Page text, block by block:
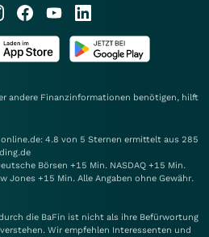
andere Finanzinformationen benötigen, hilft
4.8 von 5 Sternen ermittelt aus 285
Börsen +15 Min. NASDAQ +15 Min.
Jones +15 Min. Alle Angaben ohne Gewähr.
die BaFin ist nicht als ihre Befürwortung
Wir empfehlen Interessenten und